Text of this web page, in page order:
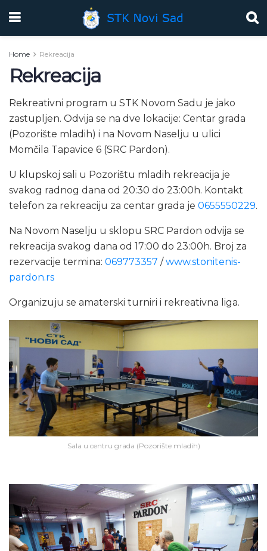
Home Rekreacija
Rekreacija
Rekreativni program u STK Novom Sadu je jako
zastupljen. Odvija se na dve lokacije: Centar grada
(Pozorište mladih) i na Novom Naselju u ulici
Momčila Tapavice 6 (SRC Pardon).
U klupskoj sali u Pozorištu mladih rekreacija je
svakog radnog dana od 20:30 do 23:00h. Kontakt
telefon za rekreaciju za centar grada je 0655550229.
Na Novom Naselju u sklopu SRC Pardon odvija se
rekreacija svakog dana od 17:00 do 23:00h. Broj za
rezervacije termina: 069773357 /www.stonitenis-
pardon.rs
Organizuju se amaterski turniri i rekreativna liga.
Sala u centru grada (Pozorište mladih)